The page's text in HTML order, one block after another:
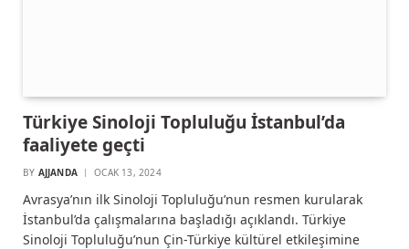
Türkiye Sinoloji Topluluğu İstanbul’da
faaliyete geçti
BY AJJANDA OCAK 13, 2024
Avrasya’nın ilk Sinoloji Topluluğu’nun resmen kurularak
İstanbul’da çalışmalarına başladığı açıklandı. Türkiye
Sinoloji Topluluğu’nun Çin-Türkiye kültürel etkileşimine